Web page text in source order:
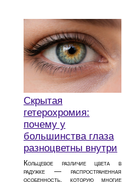
Скрытая
гетерохромия:
почему у
большинства глаза
разноцветны внутри
Кольцевое различие цвета в
радужке — распространенная
особенность, которую многие